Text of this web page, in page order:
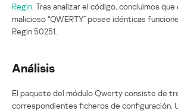
Regin . Tras analizar el código, concluimos
malicioso “QWERTY” posee idénticas
Regin 50251.
Análisis
El paquete del módulo Qwerty consiste de
correspondientes ficheros de configuración.